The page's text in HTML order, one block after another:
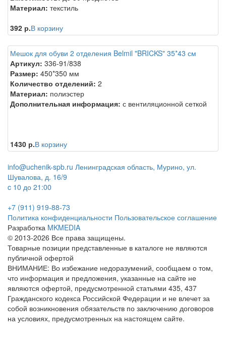
Материал: текстиль
392 р.В корзину
Мешок для обуви 2 отделения Belmil "BRICKS" 35*43 см
Артикул: 336-91/838
Размер: 450*350 мм
Количество отделений: 2
Материал: полиэстер
Дополнительная информация: с вентиляционной сеткой
1430 р.В корзину
info@uchenik-spb.ru Ленинградская область, Мурино, ул.
Шувалова, д. 16/9
c 10 до 21:00
+7 (911) 919-88-73
Политика конфиденциальности Пользовательское соглашение
Разработка MKMEDIA
© 2013-2026 Все права защищены.
Товарные позиции представленные в каталоге не являются
публичной офертой
ВНИМАНИЕ: Во избежание недоразумений, сообщаем о том,
что информация и предложения, указанные на сайте не
являются офертой, предусмотренной статьями 435, 437
Гражданского кодекса Российской Федерации и не влечет за
собой возникновения обязательств по заключению договоров
на условиях, предусмотренных на настоящем сайте.